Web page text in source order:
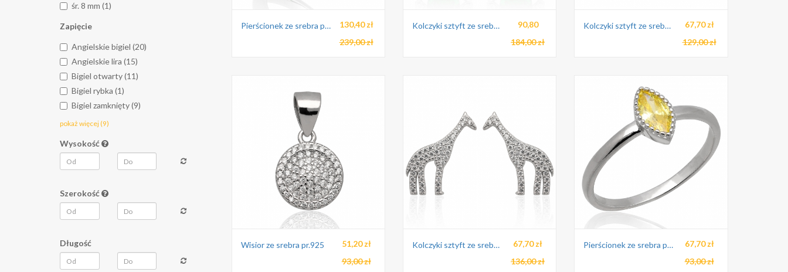
śr. 8 mm (1)
Zapięcie
Angielskie bigiel (20)
Angielskie lira (15)
Bigiel otwarty (11)
Bigiel rybka (1)
Bigiel zamknięty (9)
pokaż więcej (9)
Wysokość
Szerokość
Długość
Pierścionek ze srebra pr.925
130,40 zł
239,00 zł
Kolczyki sztyft ze srebra pr.925
90,80
184,00 zł
Kolczyki sztyft ze srebra pr.925
67,70 zł
129,00 zł
Wisior ze srebra pr.925
51,20 zł
93,00 zł
Kolczyki sztyft ze srebra pr.925
67,70 zł
136,00 zł
Pierścionek ze srebra pr.925
67,70 zł
93,00 zł